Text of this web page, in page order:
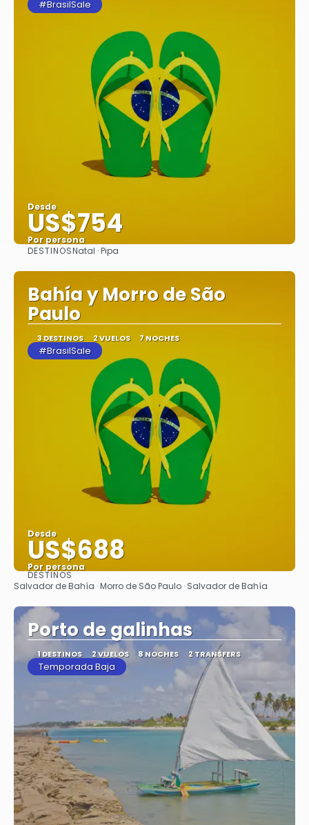
#BrasilSale
Desde
US$754
Por persona
DESTINOSNatal · Pipa
Bahía y Morro de São
Paulo
3 DESTINOS 2 VUELOS 7 NOCHES
#BrasilSale
Desde
US$688
Por persona
Ver
DESTINOS
Salvador de Bahía · Morro de São Paulo · Salvador de Bahía
Porto de galinhas
1 DESTINOS 2 VUELOS 8 NOCHES 2 TRANSFERS
Temporada Baja